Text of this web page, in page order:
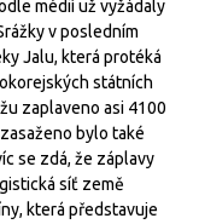
médií už vyžádaly
v posledním
Jalu, která protéká
státních
zaplaveno asi 4100
bylo také
se zdá, že záplavy
síť země
která představuje